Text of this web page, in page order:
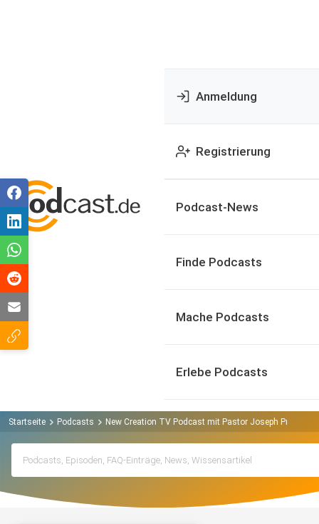
Anmeldung
Registrierung
Podcast-News
Finde Podcasts
Mache Podcasts
Erlebe Podcasts
Startseite Podcasts New Creation TV Podcast mit Pastor Joseph Prince